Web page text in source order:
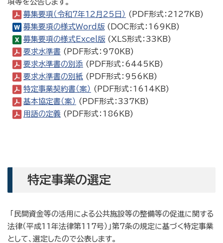
項等を公告します。
募集要項（令和7年12月25日） (PDF形式：2127KB)
募集要項の様式Word版 (DOC形式：169KB)
募集要項の様式Excel版 (XLS形式：33KB)
要求水準書 (PDF形式：970KB)
要求水準書の別添 (PDF形式：6445KB)
要求水準書の別紙 (PDF形式：956KB)
特定事業契約書（案） (PDF形式：1614KB)
基本協定書（案） (PDF形式：337KB)
用語の定義 (PDF形式：186KB)
特定事業の選定
「民間資金等の活用による公共施設等の整備等の促進に関する
法律（平成11年法律第117号）」第7条の規定に基づく特定事業
として、選定したので公表します。